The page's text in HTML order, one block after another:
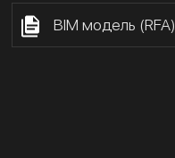
BIM модель (RFA)